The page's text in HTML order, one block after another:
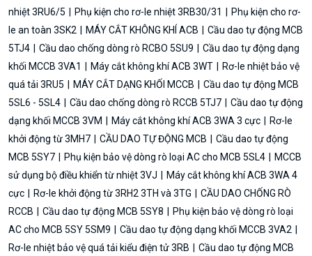
nhiệt 3RU6/5
Phụ kiện cho rơ-le nhiệt 3RB30/31
Phụ kiện cho rơ-
le an toàn 3SK2
MÁY CẮT KHÔNG KHÍ ACB
Cầu dao tự động MCB
5TJ4
Cầu dao chống dòng rò RCBO 5SU9
Cầu dao tự động dạng
khối MCCB 3VA1
Máy cắt không khí ACB 3WT
Rơ-le nhiệt bảo vệ
quá tải 3RU5
MÁY CẮT DẠNG KHỐI MCCB
Cầu dao tự động MCB
5SL6 - 5SL4
Cầu dao chống dòng rò RCCB 5TJ7
Cầu dao tự động
dạng khối MCCB 3VM
Máy cắt không khí ACB 3WA 3 cực
Rơ-le
khởi động từ 3MH7
CẦU DAO TỰ ĐỘNG MCB
Cầu dao tự động
MCB 5SY7
Phụ kiện bảo vệ dòng rò loại AC cho MCB 5SL4
MCCB
sử dụng bộ điều khiển từ nhiệt 3VJ
Máy cắt không khí ACB 3WA 4
cực
Rơ-le khởi động từ 3RH2 3TH và 3TG
CẦU DAO CHỐNG RÒ
RCCB
Cầu dao tự động MCB 5SY8
Phụ kiện bảo vệ dòng rò loại
AC cho MCB 5SY 5SM9
Cầu dao tự động dạng khối MCCB 3VA2
Rơ-le nhiệt bảo vệ quá tải kiểu điện tử 3RB
Cầu dao tự động MCB